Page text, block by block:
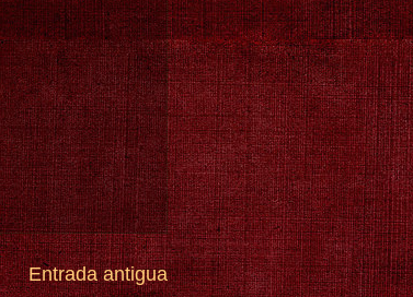
Entrada antigua